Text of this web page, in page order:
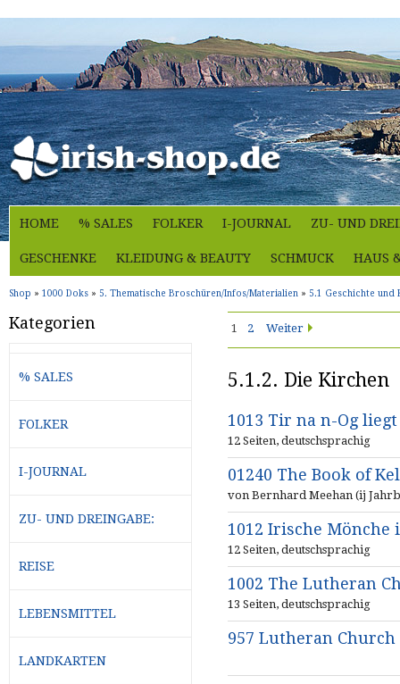
HOME % SALES FOLKER I-JOURNAL ZU- UND
GESCHENKE KLEIDUNG & BEAUTY SCHMUCK HAUS
Shop » 1000 Doks » 5. Thematische Broschüren/Infos/Materialien » 5.1 Geschichte und
1 2 Weiter
5.1.2. Die Kirchen
1013 Tir na n-Og
12 Seiten, deutschsprachig
01240 The Book of
von Bernhard Meehan (ij
1012 Irische
12 Seiten, deutschsprachig
1002 The Lutheran
13 Seiten, deutschsprachig
957 Lutheran
Kategorien
% SALES
FOLKER
I-JOURNAL
ZU- UND DREINGABE:
REISE
LEBENSMITTEL
LANDKARTEN